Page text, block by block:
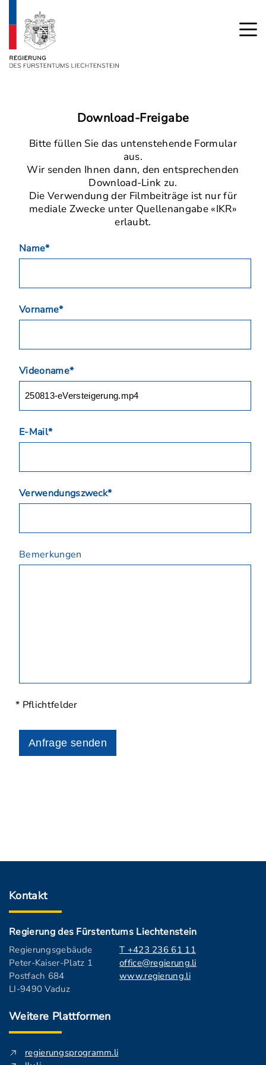
Download-Freigabe
Bitte füllen Sie das untenstehende Formular
aus.
Wir senden Ihnen dann, den entsprechenden
Download-Link zu.
Die Verwendung der Filmbeiträge ist nur für
mediale Zwecke unter Quellenangabe «IKR»
erlaubt.
Name*
Vorname*
Videoname*
E-Mail*
Verwendungszweck*
Bemerkungen
* Pflichtfelder
Anfrage senden
Kontakt
Regierung des Fürstentums Liechtenstein
Regierungsgebäude
Peter-Kaiser-Platz 1
Postfach 684
LI-9490 Vaduz
T +423 236 61 11
office@regierung.li
www.regierung.li
Weitere Plattformen
regierungsprogramm.li